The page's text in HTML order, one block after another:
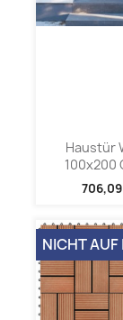
Haustür
100x200
NICHT AUF